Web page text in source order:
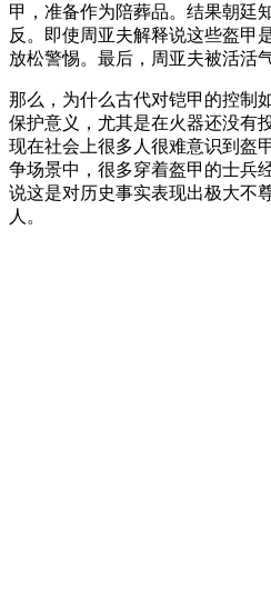
甲，准备作为陪葬品。结果朝廷
反。即使周亚夫解释说这些盔甲
放松警惕。最后，周亚夫被活活气
那么，为什么古代对铠甲的控制
保护意义，尤其是在火器还没有
现在社会上很多人很难意识到盔
争场景中，很多穿着盔甲的士兵
说这是对历史事实表现出极大不
人。